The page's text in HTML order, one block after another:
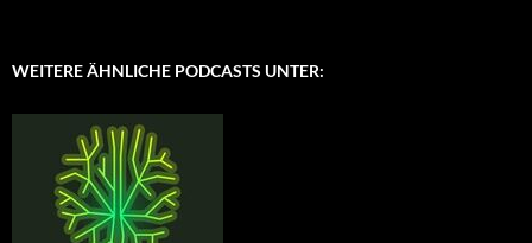
WEITERE ÄHNLICHE PODCASTS UNTER: